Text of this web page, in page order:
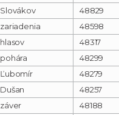
Slovákov
48829
zariadenia
48598
hlasov
48317
pohára
48299
Ľubomír
48279
Dušan
48257
záver
48188